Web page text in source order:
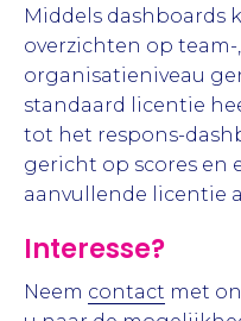
Middels dashboards
overzichten op
organisatieniveau
standaard licentie
tot het respons-
gericht op scores en
aanvullende licentie
Interesse?
Neem contact met